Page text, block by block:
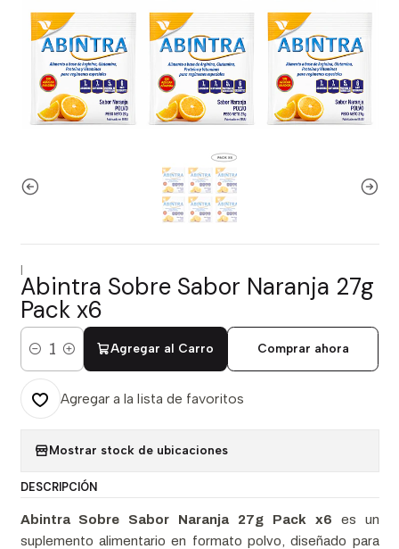
Abintra Sobre Sabor Naranja 27g
Pack x6
Cantidad
Agregar al Carro Comprar ahora
Agregar a la lista de favoritos
Mostrar stock de ubicaciones
DESCRIPCIÓN
Abintra Sobre Sabor Naranja 27g Pack x6 es un
suplemento alimentario en formato polvo, diseñado para